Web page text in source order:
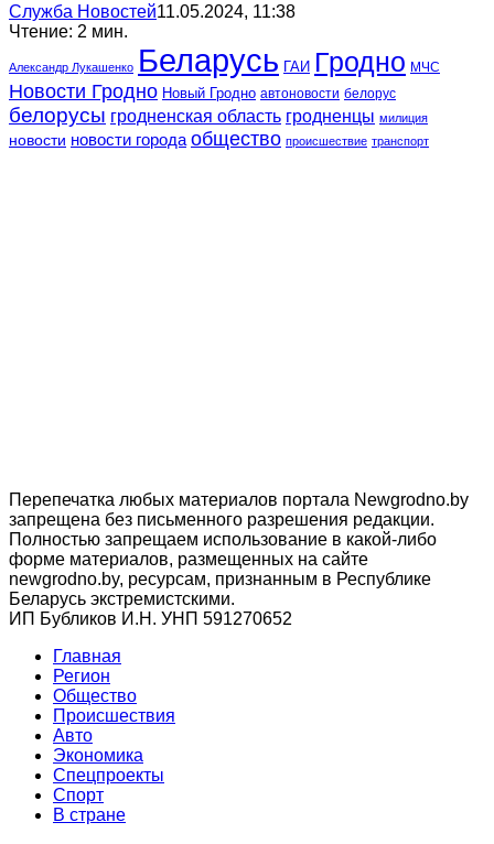
Служба Новостей11.05.2024, 11:38
Чтение: 2 мин.
Александр Лукашенко Беларусь ГАИ Гродно МЧС
Новости Гродно Новый Гродно автоновости белорус
белорусы гродненская область гродненцы милиция
новости новости города общество происшествие транспорт
Перепечатка любых материалов портала Newgrodno.by
запрещена без письменного разрешения редакции.
Полностью запрещаем использование в какой-либо
форме материалов, размещенных на сайте
newgrodno.by, ресурсам, признанным в Республике
Беларусь экстремистскими.
ИП Бубликов И.Н. УНП 591270652
Главная
Регион
Общество
Происшествия
Авто
Экономика
Спецпроекты
Cпорт
В стране